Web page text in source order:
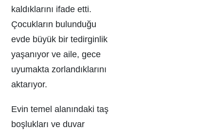
kaldıklarını ifade etti.
Çocukların bulunduğu
evde büyük bir tedirginlik
yaşanıyor ve aile, gece
uyumakta zorlandıklarını
aktarıyor.
Evin temel alanındaki taş
boşlukları ve duvar